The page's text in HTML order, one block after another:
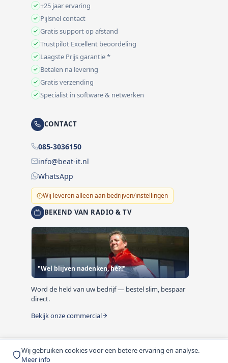
Wij gebruiken cookies voor een betere ervaring en analyse.
Meer info
+25 jaar ervaring
Pijlsnel contact
Gratis support op afstand
Trustpilot Excellent beoordeling
Laagste Prijs garantie *
Betalen na levering
Gratis verzending
Specialist in software & netwerken
CONTACT
085-3036150
info@beat-it.nl
WhatsApp
Wij leveren alleen aan bedrijven/instellingen
BEKEND VAN RADIO & TV
"Wel blijven nadenken, hè?!"
Word de held van uw bedrijf — bestel slim, bespaar
direct.
Bekijk onze commercial
© 1999-2026 Beat-it.nl. Vermelde prijzen zijn excl. BTW